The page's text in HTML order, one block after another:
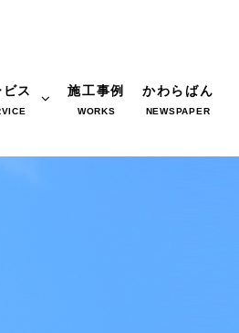
ス 施工事例
WORKS
かわらばん
NEWSPAPER